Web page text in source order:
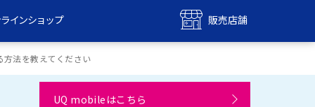
インショップ 販売店舗
ショップ 販売店舗
法を教えてください
UQ mobileはこちら